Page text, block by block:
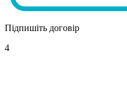
Підпишіть договір
4